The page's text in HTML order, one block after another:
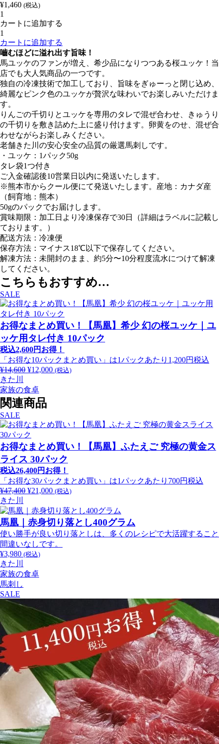
¥1,460 (税込)
【馬
凰】
究
極
の
桜
ユ
ッ
ケ
｜
ユ
ッ
ケ
用
タ
レ
付
き
個
カートに追加する
【馬
凰】
究
極
の
桜
ユ
ッ
ケ
｜
ユ
ッ
ケ
用
タ
レ
付
き
個
カートに追加する
嚙むほどに溢れ出す旨味！
馬ユッケのファンが増え、希少品になりつつある桜ユッケ！当
店でも大人気商品の一つです。
独自の冷凍技術で加工しており、旨味をぎゅーっと閉じ込め、
綺麗なピンク色のユッケが贅沢な味わいでお楽しみいただけま
す。
りんごの千切りとユッケを専用のタレで混ぜ合わせ、きゅうり
の千切りを敷き詰めた上に盛り付けます。卵黄をのせ、混ぜ合
わせながらお楽しみください。
老舗きた川の安心安全の品質の厳選馬刺しです。
・ユッケ：1パック50g
タレ袋1つ付き
ご入金確認後10営業日以内に発送いたします。
※熊本市からクール便にて発送いたします。産地：カナダ産
（飼育地：熊本）
50gのパックでお届けします。
賞味期限：加工日より冷凍保存で30日（詳細はラベルに記載し
ております。）
配送方法：冷凍便
保存方法：マイナス18℃以下で保存してください。
解凍方法：未開封のまま、約5分〜10分程度流水につけて解凍
してください。
こちらもおすすめ…
SALE
お得なまとめ買い！【馬凰】希少 幻の桜ユッケ｜ユ
ッケ用タレ付き 10パック
税込2,600円お得！
「お得な10パックまとめ買い」は1パックあたり1,200円税込
¥14,600 元
価
格
は
¥14,600
で
し
た。
¥12,000現
は
¥12,000
で
す。
(税込)
きた川
家族の食卓
関連商品
SALE
お得なまとめ買い！【馬凰】ふたえご 究極の黄金ス
ライス 30パック
税込26,400円お得！
「お得な30パックまとめ買い」は1パックあたり700円税込
¥47,400 元
価
格
は
¥47,400
で
た。
¥21,000現
の
価
格
は
(税込)
きた川
馬凰｜赤身切り落とし400グラム
使い勝手が良い切り落としは、多くのレシピで大活躍すること
間違いなしです。
¥3,980 (税込)
きた川
家族の食卓
馬刺し
SALE